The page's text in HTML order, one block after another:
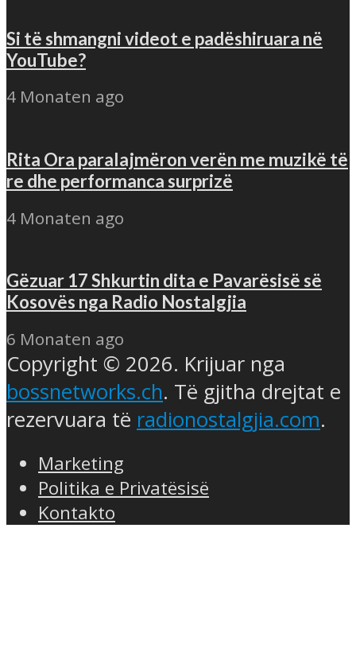
Si të shmangni videot e padëshiruara në
YouTube?
4 Monaten ago
Rita Ora paralajmëron verën me muzikë të
re dhe performanca surprizë
4 Monaten ago
Gëzuar 17 Shkurtin dita e Pavarësisë së
Kosovës nga Radio Nostalgjia
6 Monaten ago
Copyright © 2026. Krijuar nga
bossnetworks.ch. Të gjitha drejtat e
rezervuara të radionostalgjia.com.
Marketing
Politika e Privatësisë
Kontakto